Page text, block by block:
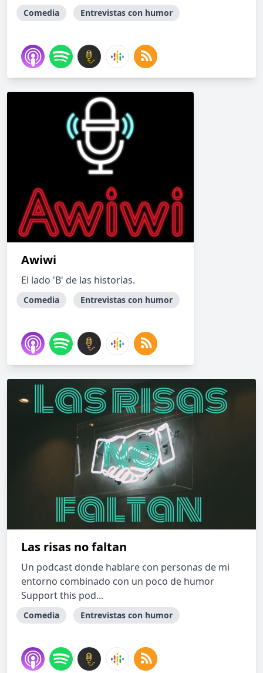
Comedia Entrevistas con humor
Awiwi
El lado 'B' de las historias.
Comedia Entrevistas con humor
Las risas no faltan
Un podcast donde hablare con personas de mi
entorno combinado con un poco de humor
Support this pod...
Comedia Entrevistas con humor